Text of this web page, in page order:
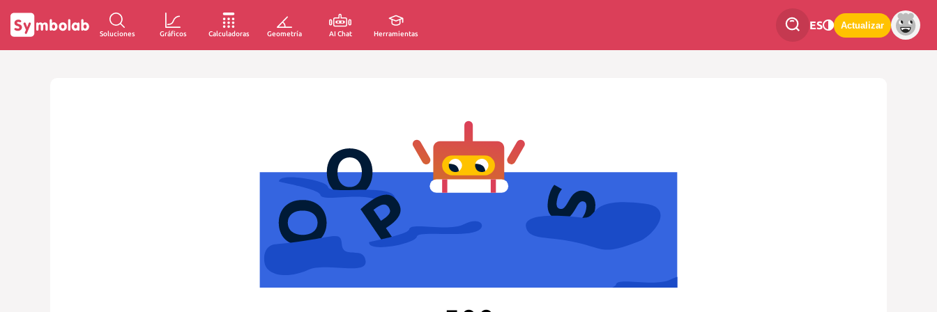
Soluciones Gráficos Calculadoras Geometría AI Chat Herramientas
ES Actualizar